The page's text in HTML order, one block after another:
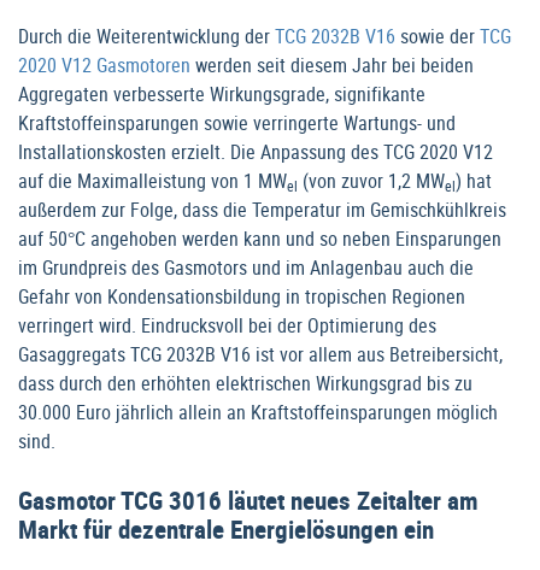
Durch die Weiterentwicklung derTCG 2032B V16 sowie derTCG
2020 V12 Gasmotoren werden seit diesem Jahr bei beiden
Aggregaten verbesserte Wirkungsgrade, signifikante
Kraftstoffeinsparungen sowie verringerte Wartungs- und
Installationskosten erzielt. Die Anpassung des TCG 2020 V12
auf die Maximalleistung von 1 MWel (von zuvor 1,2 MWel) hat
außerdem zur Folge, dass die Temperatur im Gemischkühlkreis
auf 50°C angehoben werden kann und so neben Einsparungen
im Grundpreis des Gasmotors und im Anlagenbau auch die
Gefahr von Kondensationsbildung in tropischen Regionen
verringert wird. Eindrucksvoll bei der Optimierung des
Gasaggregats TCG 2032B V16 ist vor allem aus Betreibersicht,
dass durch den erhöhten elektrischen Wirkungsgrad bis zu
30.000 Euro jährlich allein an Kraftstoffeinsparungen möglich
sind.
Gasmotor TCG 3016 läutet neues Zeitalter am
Markt für dezentrale Energielösungen ein